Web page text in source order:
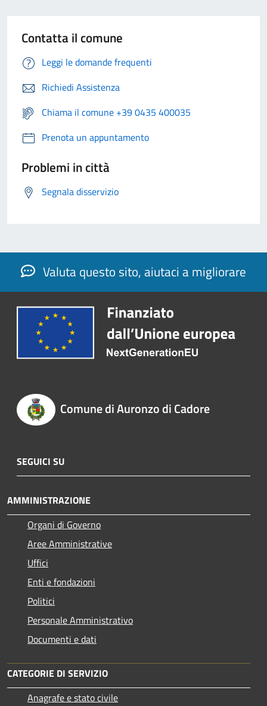
Contatta il comune
Leggi le domande frequenti
Richiedi Assistenza
Chiama il comune +39 0435 400035
Prenota un appuntamento
Problemi in città
Segnala disservizio
Valuta questo sito, aiutaci a migliorare
Comune di Auronzo di Cadore
SEGUICI SU
AMMINISTRAZIONE
Organi di Governo
Aree Amministrative
Uffici
Enti e fondazioni
Politici
Personale Amministrativo
Documenti e dati
CATEGORIE DI SERVIZIO
Anagrafe e stato civile